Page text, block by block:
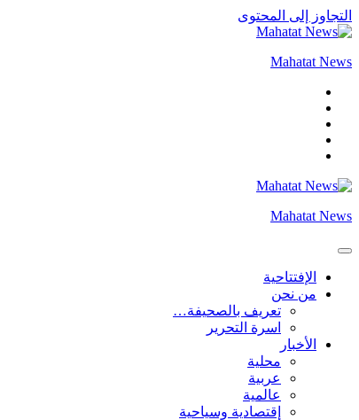
التجاوز إلى المحتوى
Mahatat News
Mahatat News
الإفتتاحية
من نحن
تعريف بالصحيفة…
اسرة التحرير
الأخبار
محلية
عربية
عالمية
إقتصادية وسياحية